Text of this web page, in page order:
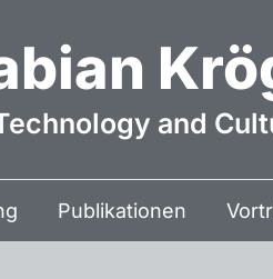
and
Publikationen